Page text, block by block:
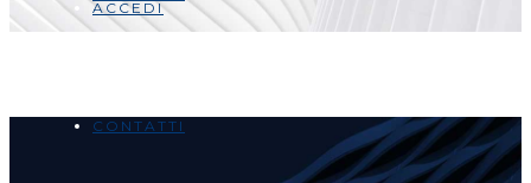
ACCEDI
CONTATTI